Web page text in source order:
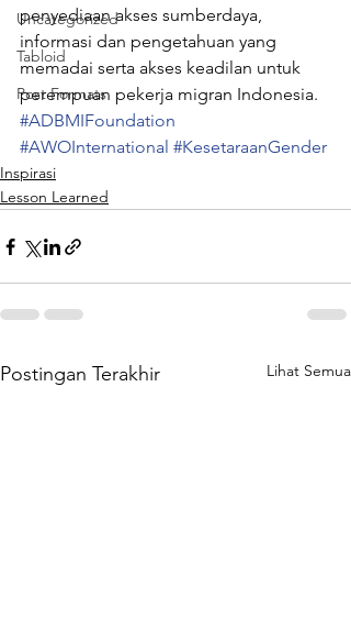
Uncategorized
Tabloid
Post Formats
penyediaan akses sumberdaya,
informasi dan pengetahuan yang
memadai serta akses keadilan untuk
perempuan pekerja migran Indonesia.
#ADBMIFoundation
#AWOInternational #KesetaraanGender
Inspirasi
Lesson Learned
Postingan Terakhir Lihat Semua